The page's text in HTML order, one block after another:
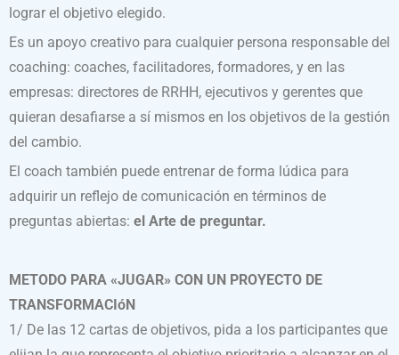
lograr el objetivo elegido.
Es un apoyo creativo para cualquier persona responsable del
coaching: coaches, facilitadores, formadores, y en las
empresas: directores de RRHH, ejecutivos y gerentes que
quieran desafiarse a sí mismos en los objetivos de la gestión
del cambio.
El coach también puede entrenar de forma lúdica para
adquirir un reflejo de comunicación en términos de
preguntas abiertas: el Arte de preguntar.
METODO PARA «JUGAR» CON UN PROYECTO DE
TRANSFORMACIóN
1/ De las 12 cartas de objetivos, pida a los participantes que